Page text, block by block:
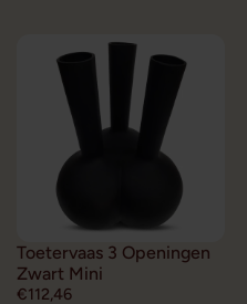
Toetervaas 3 Openingen
Zwart Mini
€112,46